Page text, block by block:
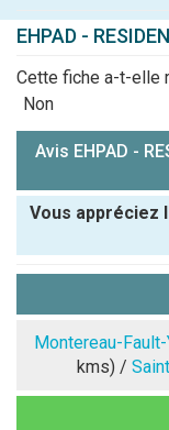
EHPAD -
Cette fiche a-t-elle
Non
Avis EHPAD -
Vous appréciez
Note que vous
Antispam -
Montereau-Fault-
kms) /